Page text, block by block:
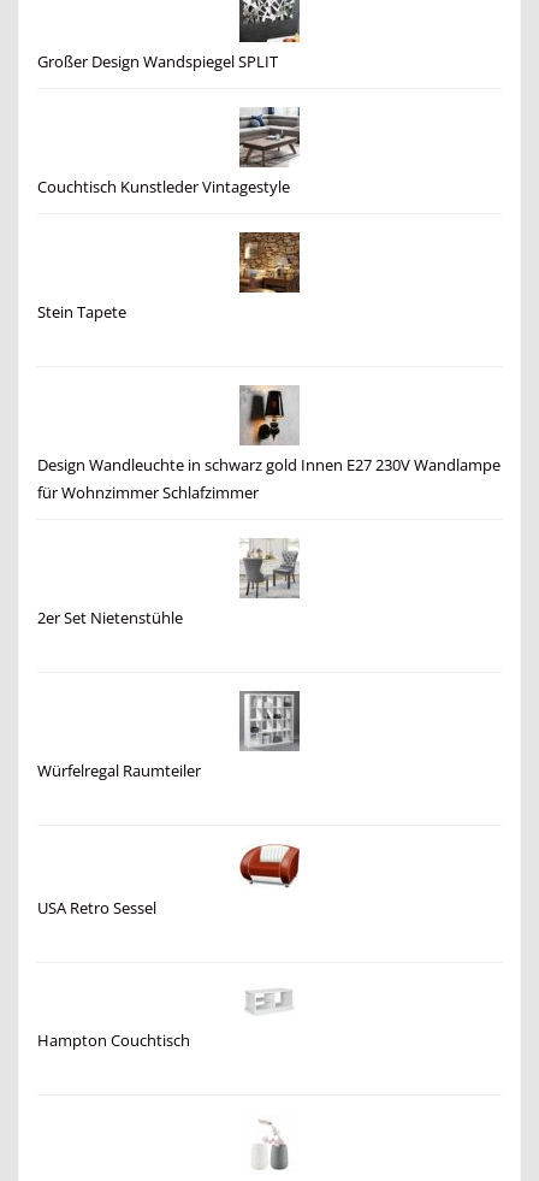
Großer Design Wandspiegel SPLIT
Couchtisch Kunstleder Vintagestyle
Stein Tapete
Design Wandleuchte in schwarz gold Innen E27 230V Wandlampe
für Wohnzimmer Schlafzimmer
2er Set Nietenstühle
Würfelregal Raumteiler
USA Retro Sessel
Hampton Couchtisch